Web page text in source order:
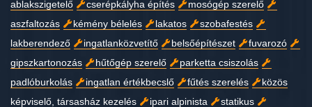
ablakszigetelő
cserépkályha építés
mosógép szerelő
aszfaltozás
kémény bélelés lakatos
szobafestés
lakberendező
ingatlanközvetítő belsőépítészet
fuvarozó
gipszkartonozás
hűtőgép szerelő
parketta csiszolás
padlóburkolás
ingatlan értékbecslő fűtés szerelés
közös
képviselő, társasház kezelés
ipari alpinista statikus